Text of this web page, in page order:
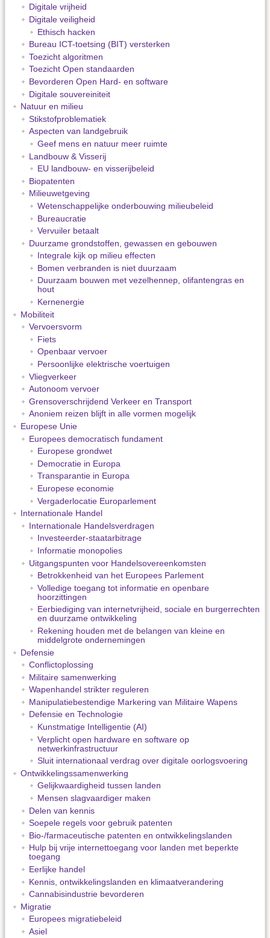
Digitale vrijheid
Digitale veiligheid
Ethisch hacken
Bureau ICT-toetsing (BIT) versterken
Toezicht algoritmen
Toezicht Open standaarden
Bevorderen Open Hard- en software
Digitale souvereiniteit
Natuur en milieu
Stikstofproblematiek
Aspecten van landgebruik
Geef mens en natuur meer ruimte
Landbouw & Visserij
EU landbouw- en visserijbeleid
Biopatenten
Milieuwetgeving
Wetenschappelijke onderbouwing milieubeleid
Bureaucratie
Vervuiler betaalt
Duurzame grondstoffen, gewassen en gebouwen
Integrale kijk op milieu effecten
Bomen verbranden is niet duurzaam
Duurzaam bouwen met vezelhennep, olifantengras en
hout
Kernenergie
Mobiliteit
Vervoersvorm
Fiets
Openbaar vervoer
Persoonlijke elektrische voertuigen
Vliegverkeer
Autonoom vervoer
Grensoverschrijdend Verkeer en Transport
Anoniem reizen blijft in alle vormen mogelijk
Europese Unie
Europees democratisch fundament
Europese grondwet
Democratie in Europa
Transparantie in Europa
Europese economie
Vergaderlocatie Europarlement
Internationale Handel
Internationale Handelsverdragen
Investeerder-staatarbitrage
Informatie monopolies
Uitgangspunten voor Handelsovereenkomsten
Betrokkenheid van het Europees Parlement
Volledige toegang tot informatie en openbare
hoorzittingen
Eerbiediging van internetvrijheid, sociale en burgerrechten
en duurzame ontwikkeling
Rekening houden met de belangen van kleine en
middelgrote ondernemingen
Defensie
Conflictoplossing
Militaire samenwerking
Wapenhandel strikter reguleren
Manipulatiebestendige Markering van Militaire Wapens
Defensie en Technologie
Kunstmatige Intelligentie (AI)
Verplicht open hardware en software op
netwerkinfrastructuur
Sluit internationaal verdrag over digitale oorlogsvoering
Ontwikkelingssamenwerking
Gelijkwaardigheid tussen landen
Mensen slagvaardiger maken
Delen van kennis
Soepele regels voor gebruik patenten
Bio-/farmaceutische patenten en ontwikkelingslanden
Hulp bij vrije internettoegang voor landen met beperkte
toegang
Eerlijke handel
Kennis, ontwikkelingslanden en klimaatverandering
Cannabisindustrie bevorderen
Migratie
Europees migratiebeleid
Asiel